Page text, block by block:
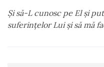
Şi să-L cunosc pe El şi
suferinţelor Lui şi să mă